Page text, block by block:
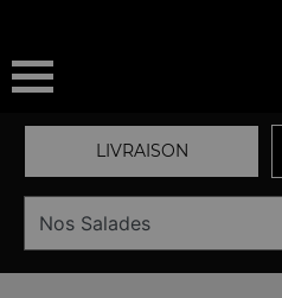
LIVRAISON